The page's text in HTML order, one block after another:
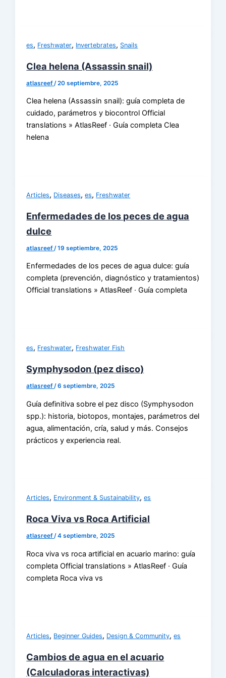
es, Freshwater, Invertebrates, Snails
Clea helena (Assassin snail)
atlasreef /20 septiembre, 2025
Clea helena (Assassin snail): guía completa de
cuidado, parámetros y biocontrol Official
translations » AtlasReef · Guía completa Clea
helena
Articles, Diseases,es, Freshwater
Enfermedades de los peces de agua
dulce
atlasreef/19 septiembre, 2025
Enfermedades de los peces de agua dulce: guía
completa (prevención, diagnóstico y tratamientos)
Official translations » AtlasReef · Guía completa
es, Freshwater, Freshwater Fish
Symphysodon (pez disco)
atlasreef/6 septiembre, 2025
Guía definitiva sobre el pez disco (Symphysodon
spp.): historia, biotopos, montajes, parámetros del
agua, alimentación, cría, salud y más. Consejos
prácticos y experiencia real.
Articles, Environment & Sustainability,es
Roca Viva vs Roca Artificial
atlasreef/4 septiembre, 2025
Roca viva vs roca artificial en acuario marino: guía
completa Official translations » AtlasReef · Guía
completa Roca viva vs
Articles, Beginner Guides, Design & Community,es
Cambios de agua en el acuario
(Calculadoras interactivas)